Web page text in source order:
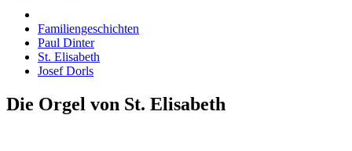
Familiengeschichten
Paul Dinter
St. Elisabeth
Josef Dorls
Die Orgel von St. Elisabeth